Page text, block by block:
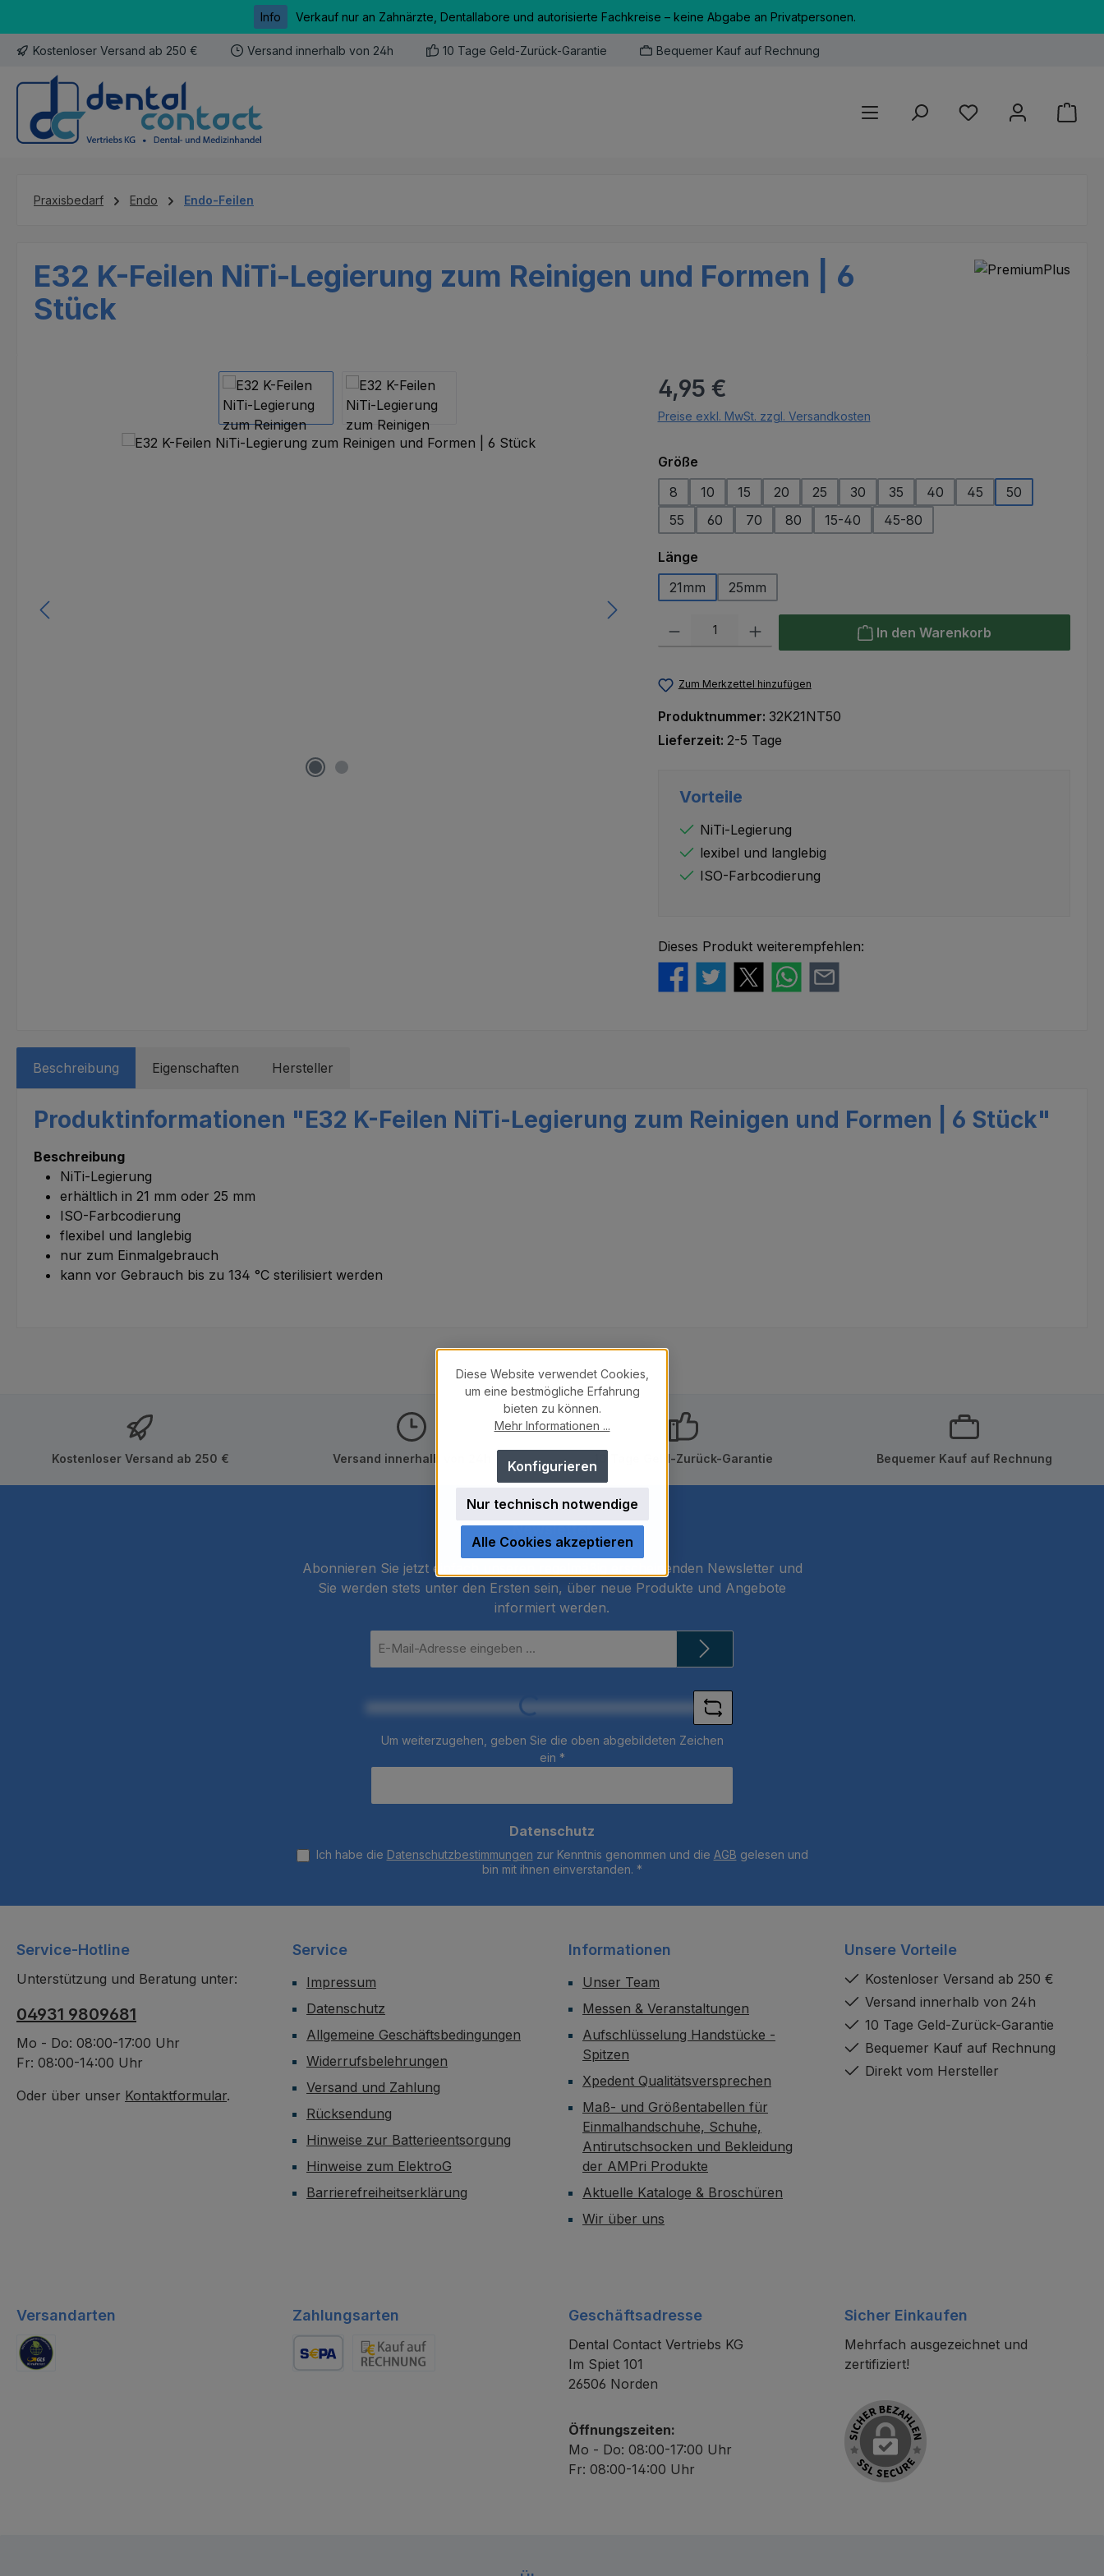
Info Verkauf nur an Zahnärzte, Dentallabore und autorisierte Fachkreise – keine Abgabe an Privatpersonen.
Kostenloser Versand ab 250 € Versand innerhalb von 24h 10 Tage Geld-Zurück-Garantie Bequemer Kauf auf Rechnung
Du hast 0 Produkte
Praxisbedarf Endo Endo-Feilen
E32 K-Feilen NiTi-Legierung zum Reinigen und Formen | 6
Stück
Regulärer Preis:
4,95 €
Preise exkl. MwSt. zzgl. Versandkosten
Größeauswählen
8
10 15 20 25 30 35 40 45
50
55
60 70 80 15-40 45-80
Längeauswählen
21mm
25mm
Produkt Anzahl: Gib den gewünschten Wert ein oder benutze die Schaltflächen
In den Warenkorb
Zum Merkzettel hinzufügen
Produktnummer: 32K21NT50
Lieferzeit: 2-5 Tage
Vorteile
NiTi-Legierung
lexibel und langlebig
ISO-Farbcodierung
Dieses Produkt weiterempfehlen:
Beschreibung Eigenschaften Hersteller
Produktinformationen "E32 K-Feilen NiTi-Legierung zum Reinigen und Formen | 6 Stück"
Beschreibung
NiTi-Legierung
erhältlich in 21 mm oder 25 mm
ISO-Farbcodierung
flexibel und langlebig
nur zum Einmalgebrauch
kann vor Gebrauch bis zu 134 °C sterilisiert werden
Kostenloser Versand ab 250 € Versand innerhalb von 24h 10 Tage Geld-Zurück-Garantie Bequemer Kauf auf Rechnung
Newsletter
Abonnieren Sie jetzt einfach unseren regelmäßig erscheinenden Newsletter und
Sie werden stets unter den Ersten sein, über neue Produkte und Angebote
informiert werden.
Mail-
Loading...
Um weiterzugehen, geben Sie die oben abgebildeten Zeichen
ein *
Datenschutz
Ich habe die Datenschutzbestimmungen zur Kenntnis genommen und die AGB gelesen und
bin mit ihnen einverstanden. *
Service-Hotline
Unterstützung und Beratung unter:
04931 9809681
Mo - Do: 08:00-17:00 Uhr
Fr: 08:00-14:00 Uhr
Oder über unser Kontaktformular.
Service
Impressum
Datenschutz
Allgemeine Geschäftsbedingungen
Widerrufsbelehrungen
Versand und Zahlung
Rücksendung
Hinweise zur Batterieentsorgung
Hinweise zum ElektroG
Barrierefreiheitserklärung
Informationen
Unser Team
Messen & Veranstaltungen
Aufschlüsselung Handstücke -
Spitzen
Xpedent Qualitätsversprechen
Maß- und Größentabellen für
Einmalhandschuhe, Schuhe,
Antirutschsocken und Bekleidung
der AMPri Produkte
Aktuelle Kataloge & Broschüren
Wir über uns
Unsere Vorteile
Kostenloser Versand ab 250 €
Versand innerhalb von 24h
10 Tage Geld-Zurück-Garantie
Bequemer Kauf auf Rechnung
Direkt vom Hersteller
Versandarten Zahlungsarten Geschäftsadresse
Dental Contact Vertriebs KG
Im Spiet 101
26506 Norden
Öffnungszeiten:
Mo - Do: 08:00-17:00 Uhr
Fr: 08:00-14:00 Uhr
Sicher Einkaufen
Mehrfach ausgezeichnet und
zertifiziert!
Diese Website verwendet Cookies,
um eine bestmögliche Erfahrung
bieten zu können.
Mehr Informationen ...
Nur technisch notwendige
Konfigurieren
Alle Cookies akzeptieren